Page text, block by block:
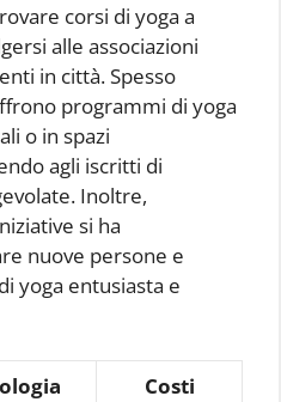
corsi di yoga a
alle associazioni
in città. Spesso
programmi di yoga
o in spazi
agli iscritti di
Inoltre,
si ha
nuove persone e
yoga entusiasta e
Costi